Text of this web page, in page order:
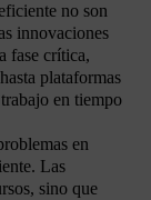
no son
innovaciones
fase crítica,
plataformas
en tiempo
en
Las
sino que